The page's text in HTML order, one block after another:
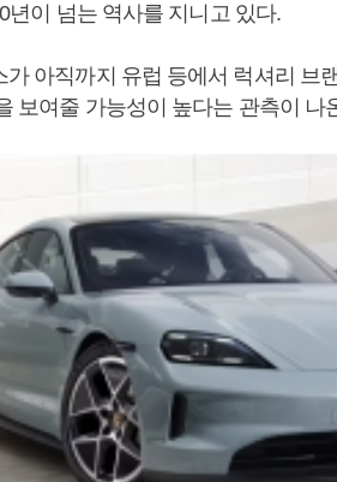
년이 넘는 역사를 지니고 있다.
아직까지 유럽 등에서 럭셔리 브
보여줄 가능성이 높다는 관측이 나